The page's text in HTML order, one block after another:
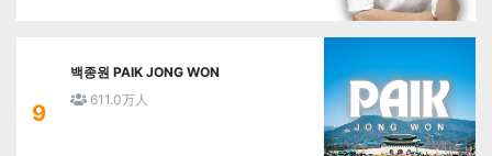
9
백종원 PAIK JONG WON
611.0万人